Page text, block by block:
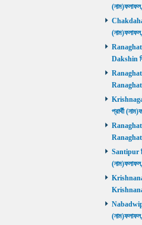
Chakdaha
Ranaghat
Dakshin
Ranaghat
Ranaghat
প্রার্থী
Ranaghat
Ranaghat
Santipur
Nabadwip